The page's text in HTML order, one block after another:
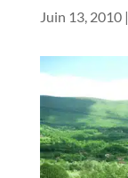
Juin 13, 2010|